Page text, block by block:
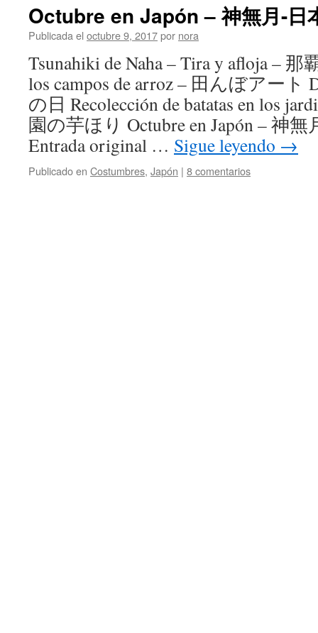
Octubre en Japón – 神無月-日
Publicada el octubre 9, 2017por nora
Tsunahiki de Naha – Tira y afloja –
los campos de arroz – 田んぼアート
の日 Recolección de batatas en los
園の芋ほり Octubre en Japón – 神
Entrada original … Sigue leyendo →
Publicado en Costumbres, Japón | 8 comentarios